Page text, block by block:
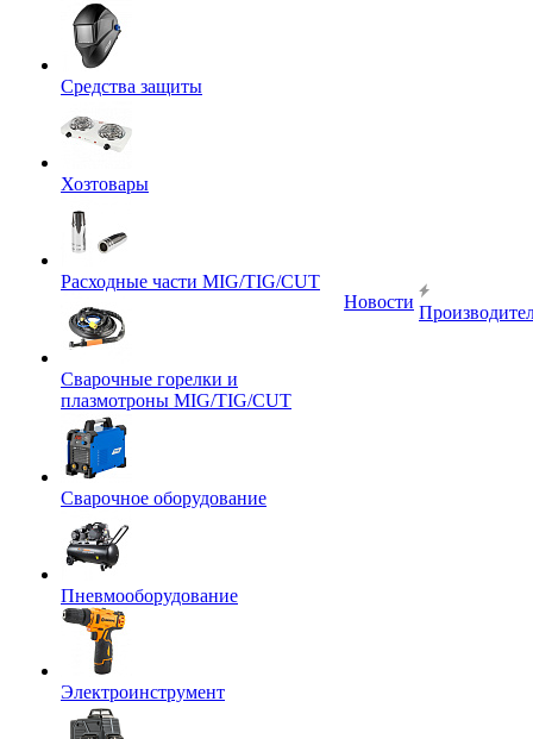
Средства защиты
Хозтовары
Расходные части MIG/TIG/CUT
Сварочные горелки и
плазмотроны MIG/TIG/CUT
Сварочное оборудование
Пневмооборудование
Электроинструмент
Новости